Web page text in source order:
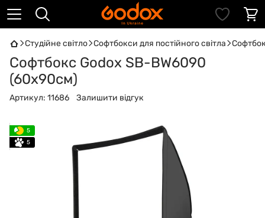
Студійне світло Софтбокси для постійного світла
Софтбокс Godox SB-BW6090
(60х90см)
Артикул: 11686 Залишити відгук
5
5